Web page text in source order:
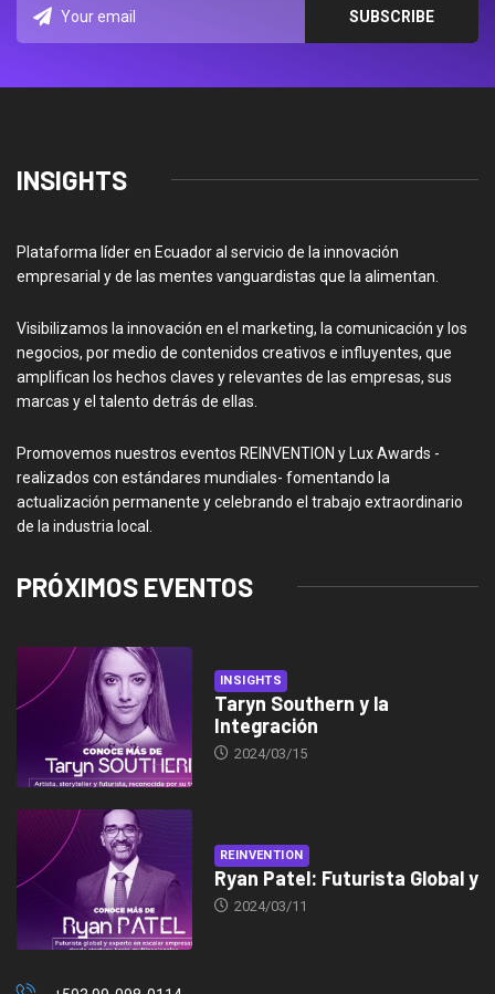
INSIGHTS
Plataforma líder en Ecuador al servicio de la innovación
empresarial y de las mentes vanguardistas que la alimentan.
Visibilizamos la innovación en el marketing, la comunicación y los
negocios, por medio de contenidos creativos e influyentes, que
amplifican los hechos claves y relevantes de las empresas, sus
marcas y el talento detrás de ellas.
Promovemos nuestros eventos REINVENTION y Lux Awards -
realizados con estándares mundiales- fomentando la
actualización permanente y celebrando el trabajo extraordinario
de la industria local.
PRÓXIMOS EVENTOS
INSIGHTS
Taryn Southern y la
Integración
2024/03/15
REINVENTION
Ryan Patel: Futurista Global y
2024/03/11